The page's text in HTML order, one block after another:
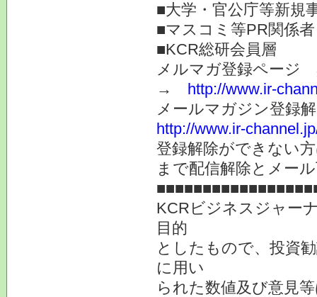
■大学・官公庁等新規
■マスコミ等PR関係者
■KCR総研会員層
メルマガ登録ページ
→ http://www.ir-
メールマガジン登録
http://www.ir-
登録解除ができない
まで配信解除とメー
KCRビジネスジャー
目的
としたもので、投資
に用い
られた数値及び意見